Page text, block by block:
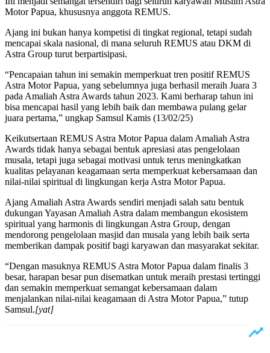
Motor Papua, khususnya anggota REMUS.
Ajang ini bukan hanya kompetisi di tingkat regional, tetapi sudah
mencapai skala nasional, di mana seluruh REMUS atau DKM di
Astra Group turut berpartisipasi.
“Pencapaian tahun ini semakin memperkuat tren positif REMUS
Astra Motor Papua, yang sebelumnya juga berhasil meraih Juara 3
pada Amaliah Astra Awards tahun 2023. Kami berharap tahun ini
bisa mencapai hasil yang lebih baik dan membawa pulang gelar
juara pertama,” ungkap Samsul Kamis (13/02/25)
Keikutsertaan REMUS Astra Motor Papua dalam Amaliah Astra
Awards tidak hanya sebagai bentuk apresiasi atas pengelolaan
musala, tetapi juga sebagai motivasi untuk terus meningkatkan
kualitas pelayanan keagamaan serta memperkuat kebersamaan dan
nilai-nilai spiritual di lingkungan kerja Astra Motor Papua.
Ajang Amaliah Astra Awards sendiri menjadi salah satu bentuk
dukungan Yayasan Amaliah Astra dalam membangun ekosistem
spiritual yang harmonis di lingkungan Astra Group, dengan
mendorong pengelolaan masjid dan musala yang lebih baik serta
memberikan dampak positif bagi karyawan dan masyarakat sekitar.
“Dengan masuknya REMUS Astra Motor Papua dalam finalis 3
besar, harapan besar pun disematkan untuk meraih prestasi tertinggi
dan semakin memperkuat semangat kebersamaan dalam
menjalankan nilai-nilai keagamaan di Astra Motor Papua,” tutup
Samsul.[yat]